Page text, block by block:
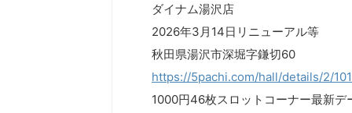
ダイナム湯沢店
2026年3月14日リニューアル等
秋田県湯沢市深堀字鎌切60
https://5pachi.com/hall/details/2/
1000円46枚スロットコーナー最新デ